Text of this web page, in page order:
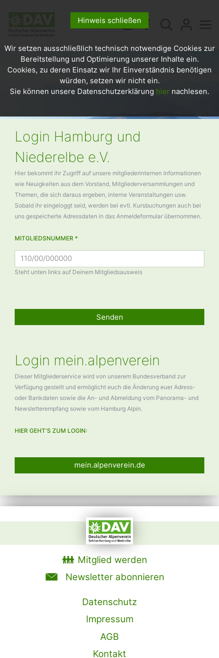
Login Hamburg und
Niederelbe e.V.
Hier bekommt ihr Zugriff auf unsere mitgliederinternen Informationen
wie Neuigkeiten aus dem Vorstand, Mitgliederversammlungen und
Themen, die sich daraus ergeben, interne Veranstaltungen usw.
Sobald ihr eingeloggt seid, werden bei evtl. Kursbuchungen auch bei
uns gespeicherte Adressdaten in das Anmeldeformular übernommen.
MITGLIEDSNUMMER *
Steht unten links auf Deinem Mitgliedsausweis
Senden
Login mein.alpenverein
Dieser Mitgliederservice wird von unserem Bundesverband zur
Verfügung gestellt und ermöglicht euch die Änderung euer Adress-
oder Bankdaten sowie die An- und Abmeldung vom Panorama- und
Newsletterempfang sowie vom Hamburg Alpin.
HIER GEHT'S ZUM LOGIN:
mein.alpenverein.de
Mitglied werden
Newsletter abonnieren
Datenschutz
Impressum
AGB
Kontakt
Hinweis schließen
Wir setzen ausschließlich technisch notwendige Cookies zur
Bereitstellung und Optimierung unserer Inhalte ein.
Cookies, zu deren Einsatz wir Ihr Einverständnis benötigen
würden, setzen wir nicht ein.
Sie können unsere Datenschutzerklärung hier nachlesen.